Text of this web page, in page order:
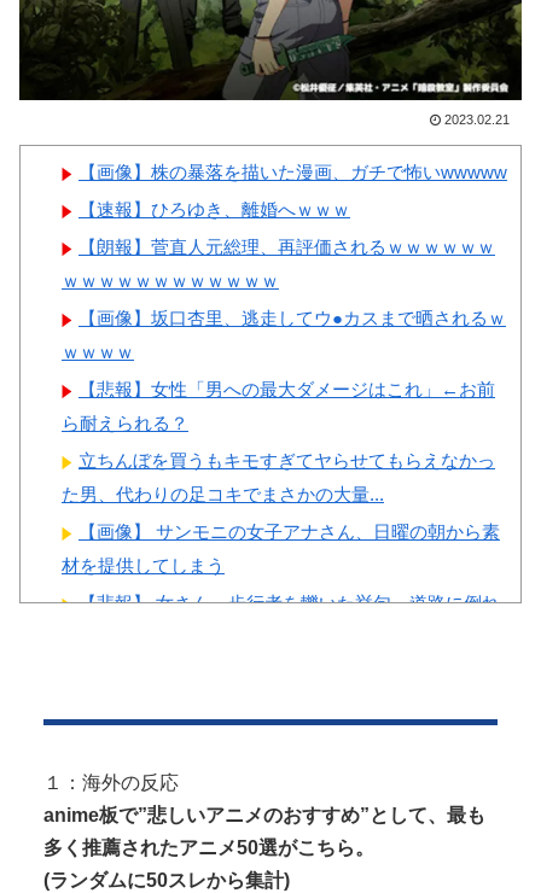
→「マジで鳥肌立った」「こう
いう姿は韓国も見習わないと」
「あんな状況なら日本だけでは
なく韓国の医療関係者も同じよ
高級車を買うと葬儀屋さんみた
いになります」
2023.02.21
【画像】株の暴落を描いた漫画、ガチで怖いwwwww
【速報】ひろゆき、離婚へｗｗｗ
【朗報】菅直人元総理、再評価されるｗｗｗｗｗｗ
ｗｗｗｗｗｗｗｗｗｗｗｗ
【画像】坂口杏里、逃走してウ●カスまで晒されるｗ
ｗｗｗｗ
【悲報】女性「男への最大ダメージはこれ」←お前
ら耐えられる？
立ちんぼを買うもキモすぎてヤらせてもらえなかっ
た男、代わりの足コキでまさかの大量...
【画像】 サンモニの女子アナさん、日曜の朝から素
材を提供してしまう
【悲報】 女さん、歩行者を轢いた挙句、道路に倒れ
る！人生最後のラスト写真集、最...
１：海外の反応
anime板で”悲しいアニメのおすすめ”として、最も
多く推薦されたアニメ50選がこちら。
(ランダムに50スレから集計)